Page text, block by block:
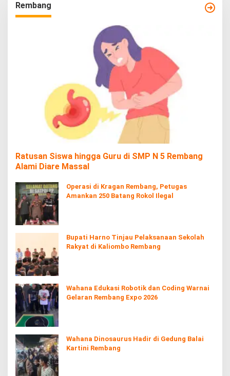
Rembang
Ratusan Siswa hingga Guru di SMP N 5 Rembang
Alami Diare Massal
Operasi di Kragan Rembang, Petugas
Amankan 250 Batang Rokol Ilegal
Bupati Harno Tinjau Pelaksanaan Sekolah
Rakyat di Kaliombo Rembang
Wahana Edukasi Robotik dan Coding Warnai
Gelaran Rembang Expo 2026
Wahana Dinosaurus Hadir di Gedung Balai
Kartini Rembang